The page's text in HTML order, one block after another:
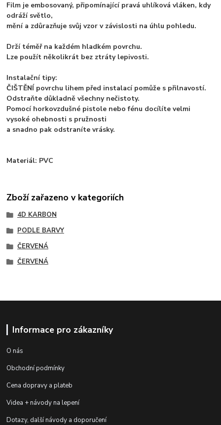
Film je embosovaný, připomínající pravá uhlíková vláken, kdy
odráží světlo,
mění a zdůrazňuje svůj vzor v závislosti na úhlu pohledu.
Drží téměř na každém hladkém povrchu.
Lze použít několikrát bez ztráty lepivosti.
Instalační tipy:
ČIŠTĚNÍ povrchu lihem před instalací pomůže s přilnavostí.
Odstraňte důkladně všechny nečistoty.
Pomocí horkovzdušné pistole nebo fénu docílíte velmi
vysoké ohebnosti s pružnosti
a snadno pak odstraníte vrásky.
Materiál: PVC
Zboží zařazeno v kategoriích
4D KARBON
PODLE BARVY
ČERVENÁ
ČERVENÁ
Informace pro zákazníky
O nás
Obchodní podmínky
Cena dopravy a plateb
Videa + návody na lepení
Dotazy, další návody a doporučení